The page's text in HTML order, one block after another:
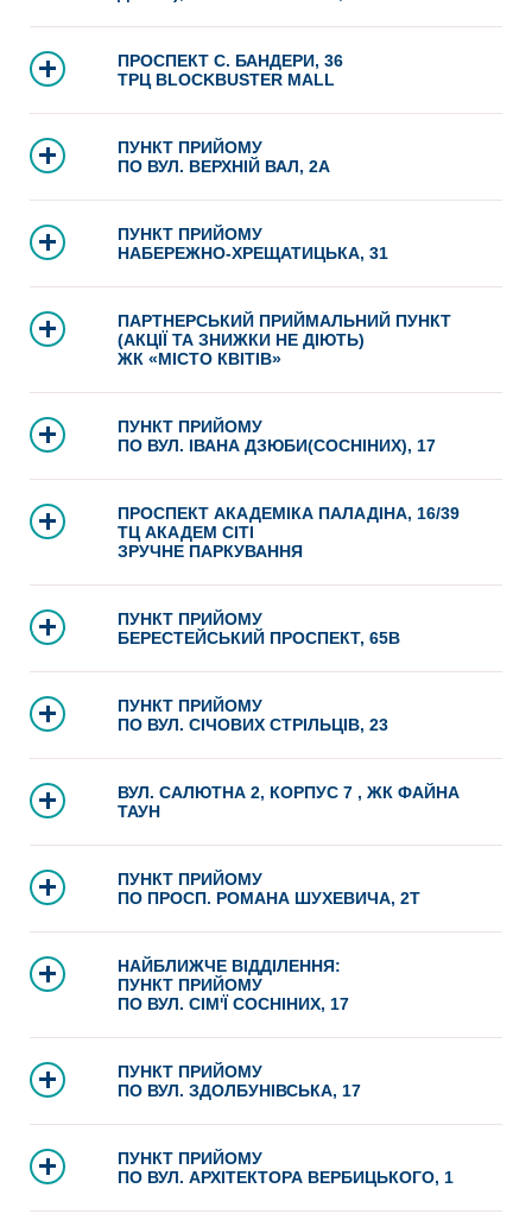
ПРОСПЕКТ С. БАНДЕРИ, 36
ТРЦ BLOCKBUSTER MALL
ПУНКТ ПРИЙОМУ
ПО ВУЛ. ВЕРХНІЙ ВАЛ, 2А
ПУНКТ ПРИЙОМУ
НАБЕРЕЖНО-ХРЕЩАТИЦЬКА, 31
ПАРТНЕРСЬКИЙ ПРИЙМАЛЬНИЙ ПУНКТ
(АКЦІЇ ТА ЗНИЖКИ НЕ ДІЮТЬ)
ЖК «МІСТО КВІТІВ»
ПУНКТ ПРИЙОМУ
ПО ВУЛ. ІВАНА ДЗЮБИ(СОСНІНИХ), 17
ПРОСПЕКТ АКАДЕМІКА ПАЛАДІНА, 16/39
ТЦ АКАДЕМ СІТІ
ЗРУЧНЕ ПАРКУВАННЯ
ПУНКТ ПРИЙОМУ
БЕРЕСТЕЙСЬКИЙ ПРОСПЕКТ, 65В
ПУНКТ ПРИЙОМУ
ПО ВУЛ. СІЧОВИХ СТРІЛЬЦІВ, 23
ВУЛ. САЛЮТНА 2, КОРПУС 7 , ЖК ФАЙНА
ТАУН
ПУНКТ ПРИЙОМУ
ПО ПРОСП. РОМАНА ШУХЕВИЧА, 2Т
НАЙБЛИЖЧЕ ВІДДІЛЕННЯ:
ПУНКТ ПРИЙОМУ
ПО ВУЛ. СІМ'Ї СОСНІНИХ, 17
ПУНКТ ПРИЙОМУ
ПО ВУЛ. ЗДОЛБУНІВСЬКА, 17
ПУНКТ ПРИЙОМУ
ПО ВУЛ. АРХІТЕКТОРА ВЕРБИЦЬКОГО, 1